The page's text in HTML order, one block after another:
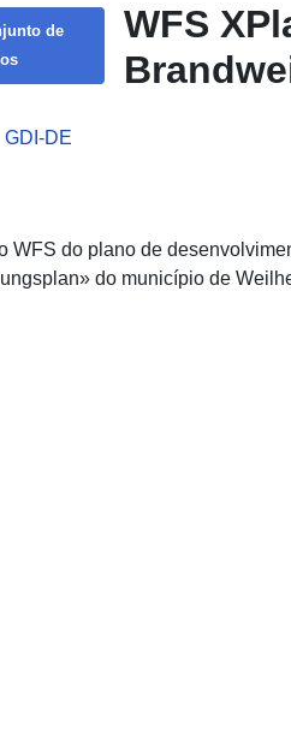
de
WFS
GDI-DE
WFS do plano de
do município de